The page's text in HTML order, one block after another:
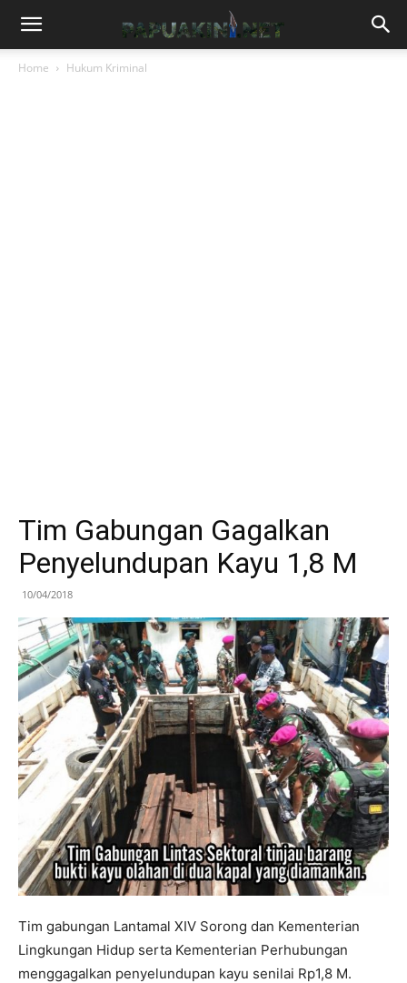
Home Hukum Kriminal
Tim Gabungan Gagalkan
Penyelundupan Kayu 1,8 M
10/04/2018
Tim gabungan Lantamal XIV Sorong dan Kementerian
Lingkungan Hidup serta Kementerian Perhubungan
menggagalkan penyelundupan kayu senilai Rp1,8 M.